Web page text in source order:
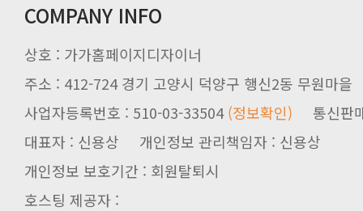
COMPANY INFO
상호 : 가가홈페이지디자이너
주소 : 412-724 경기 고양시 덕양구 행신2동 무원마을
사업자등록번호 : 510-03-33504(정보확인) 통신판
대표자 : 신용상 개인정보 관리책임자 : 신용상
개인정보 보호기간 : 회원탈퇴시
호스팅 제공자 :